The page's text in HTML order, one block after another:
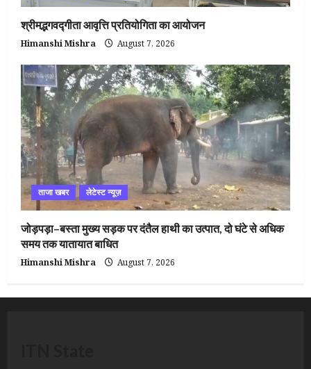
श्रीमद्भगवद्गीता आवृत्ति प्रतियोगिता का आयोजन
Himanshi Mishra August 7, 2026
ताजा खबर लेटेस्ट न्यूज़
जोड़पड़ा–बस्ता मुख्य सड़क पर दंतैल हाथी का उत्पात, दो घंटे से अधिक
समय तक यातायात बाधित
Himanshi Mishra August 7, 2026